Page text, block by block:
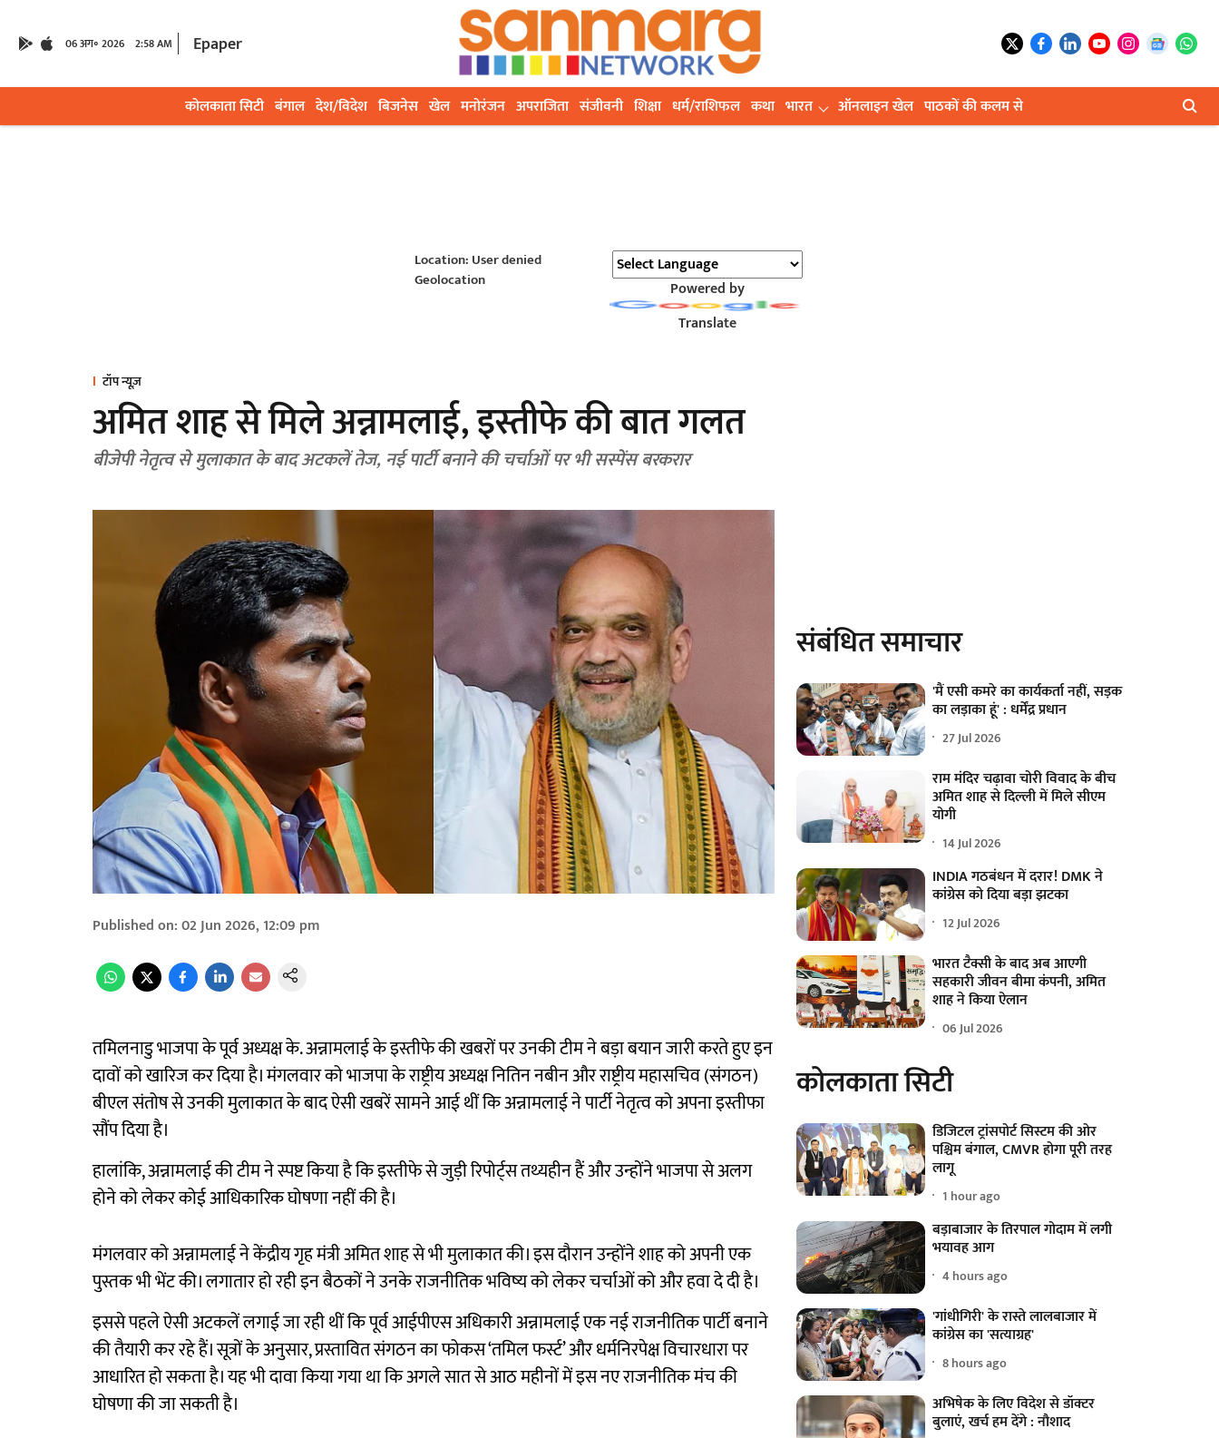
06 अग॰ 2026 2:58 AM Epaper
कोलकाता सिटी बंगाल देश/विदेश बिजनेस खेल मनोरंजन अपराजिता संजीवनी शिक्षा धर्म/राशिफल कथा भारत ऑनलाइन खेल पाठकों की कलम से
Location: User denied
Geolocation
Powered by
Translate
टॉप न्यूज़
अमित शाह से मिले अन्नामलाई, इस्तीफे की बात गलत
बीजेपी नेतृत्व से मुलाकात के बाद अटकलें तेज, नई पार्टी बनाने की चर्चाओं पर भी सस्पेंस बरकरार
Published on:02 Jun 2026, 12:09 pm
तमिलनाडु भाजपा के पूर्व अध्यक्ष के. अन्नामलाई के इस्तीफे की खबरों पर उनकी टीम ने बड़ा बयान जारी करते हुए इन
दावों को खारिज कर दिया है। मंगलवार को भाजपा के राष्ट्रीय अध्यक्ष नितिन नबीन और राष्ट्रीय महासचिव (संगठन)
बीएल संतोष से उनकी मुलाकात के बाद ऐसी खबरें सामने आई थीं कि अन्नामलाई ने पार्टी नेतृत्व को अपना इस्तीफा
सौंप दिया है।
हालांकि, अन्नामलाई की टीम ने स्पष्ट किया है कि इस्तीफे से जुड़ी रिपोर्ट्स तथ्यहीन हैं और उन्होंने भाजपा से अलग
होने को लेकर कोई आधिकारिक घोषणा नहीं की है।
मंगलवार को अन्नामलाई ने केंद्रीय गृह मंत्री अमित शाह से भी मुलाकात की। इस दौरान उन्होंने शाह को अपनी एक
पुस्तक भी भेंट की। लगातार हो रही इन बैठकों ने उनके राजनीतिक भविष्य को लेकर चर्चाओं को और हवा दे दी है।
इससे पहले ऐसी अटकलें लगाई जा रही थीं कि पूर्व आईपीएस अधिकारी अन्नामलाई एक नई राजनीतिक पार्टी बनाने
की तैयारी कर रहे हैं। सूत्रों के अनुसार, प्रस्तावित संगठन का फोकस ‘तमिल फर्स्ट’ और धर्मनिरपेक्ष विचारधारा पर
आधारित हो सकता है। यह भी दावा किया गया था कि अगले सात से आठ महीनों में इस नए राजनीतिक मंच की
घोषणा की जा सकती है।
संबंधित समाचार
'मैं एसी कमरे का कार्यकर्ता नहीं, सड़क
का लड़ाका हूं' : धर्मेंद्र प्रधान
27 Jul 2026
राम मंदिर चढ़ावा चोरी विवाद के बीच
अमित शाह से दिल्ली में मिले सीएम
योगी
14 Jul 2026
INDIA गठबंधन में दरार! DMK ने
कांग्रेस को दिया बड़ा झटका
12 Jul 2026
भारत टैक्सी के बाद अब आएगी
सहकारी जीवन बीमा कंपनी, अमित
शाह ने किया ऐलान
06 Jul 2026
कोलकाता सिटी
डिजिटल ट्रांसपोर्ट सिस्टम की ओर
पश्चिम बंगाल, CMVR होगा पूरी तरह
लागू
1 hour ago
बड़ाबाजार के तिरपाल गोदाम में लगी
भयावह आग
4 hours ago
'गांधीगिरी' के रास्ते लालबाजार में
कांग्रेस का 'सत्याग्रह'
8 hours ago
अभिषेक के लिए विदेश से डॉक्टर
बुलाएं, खर्च हम देंगे : नौशाद